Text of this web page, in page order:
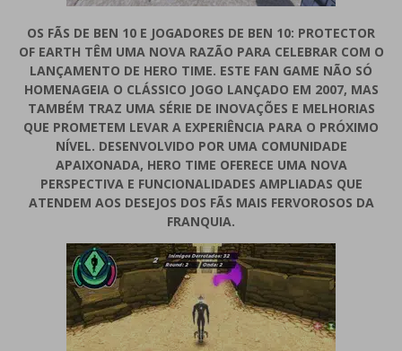
OS FÃS DE BEN 10 E JOGADORES DE BEN 10: PROTECTOR
OF EARTH TÊM UMA NOVA RAZÃO PARA CELEBRAR COM O
LANÇAMENTO DE HERO TIME. ESTE FAN GAME NÃO SÓ
HOMENAGEIA O CLÁSSICO JOGO LANÇADO EM 2007, MAS
TAMBÉM TRAZ UMA SÉRIE DE INOVAÇÕES E MELHORIAS
QUE PROMETEM LEVAR A EXPERIÊNCIA PARA O PRÓXIMO
NÍVEL. DESENVOLVIDO POR UMA COMUNIDADE
APAIXONADA, HERO TIME OFERECE UMA NOVA
PERSPECTIVA E FUNCIONALIDADES AMPLIADAS QUE
ATENDEM AOS DESEJOS DOS FÃS MAIS FERVOROSOS DA
FRANQUIA.